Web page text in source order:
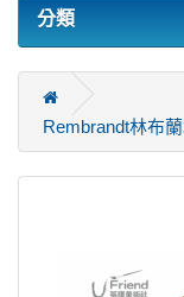
分類
Rembrandt林布